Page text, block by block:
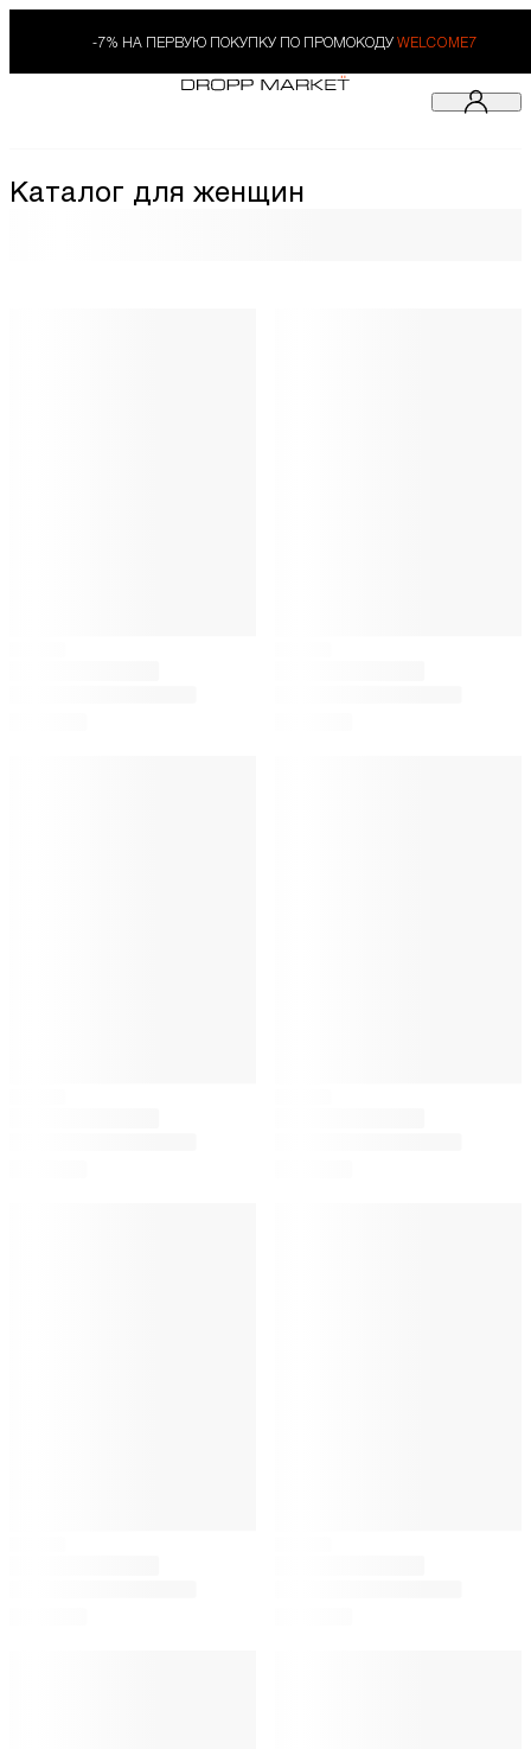
-7% НА ПЕРВУЮ ПОКУПКУ ПО ПРОМОКОДУ WELCOME7
Каталог для женщин